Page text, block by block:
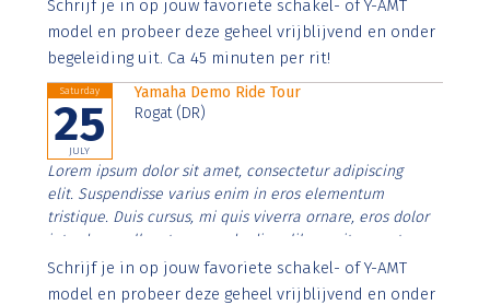
imperdiet. Nunc ut sem vitae risus tristique posuere.
Schrijf je in op jouw favoriete schakel- of Y-AMT
model en probeer deze geheel vrijblijvend en onder
begeleiding uit. Ca 45 minuten per rit!
Saturday
25
JULY
Yamaha Demo Ride Tour
Rogat (DR)
Lorem ipsum dolor sit amet, consectetur adipiscing
elit. Suspendisse varius enim in eros elementum
tristique. Duis cursus, mi quis viverra ornare, eros dolor
interdum nulla, ut commodo diam libero vitae erat.
Aenean faucibus nibh et justo cursus id rutrum lorem
imperdiet. Nunc ut sem vitae risus tristique posuere.
Schrijf je in op jouw favoriete schakel- of Y-AMT
model en probeer deze geheel vrijblijvend en onder